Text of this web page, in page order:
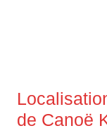
de Canoë